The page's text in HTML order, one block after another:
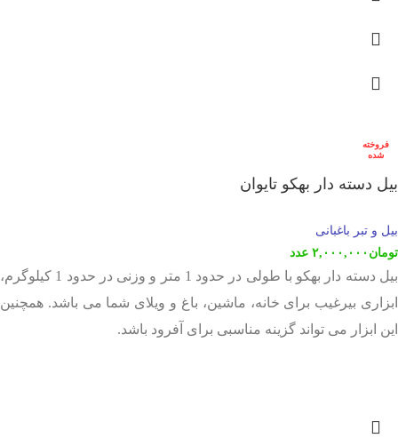
فروخته
شده
بیل دسته دار بهکو تایوان
بیل و تبر باغبانی
تومان ۲,۰۰۰,۰۰۰ عدد
بیل دسته دار بهکو با طولی در حدود 1 متر و وزنی در حدود 1 کیلوگرم،
ابزاری بیرغیب برای خانه، ماشین، باغ و ویلای شما می باشد. همچنین
این ابزار می تواند گزینه مناسبی برای آفرود باشد.